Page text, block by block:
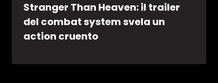
Stranger Than Heaven: il trailer
del combat system svela un
action cruento